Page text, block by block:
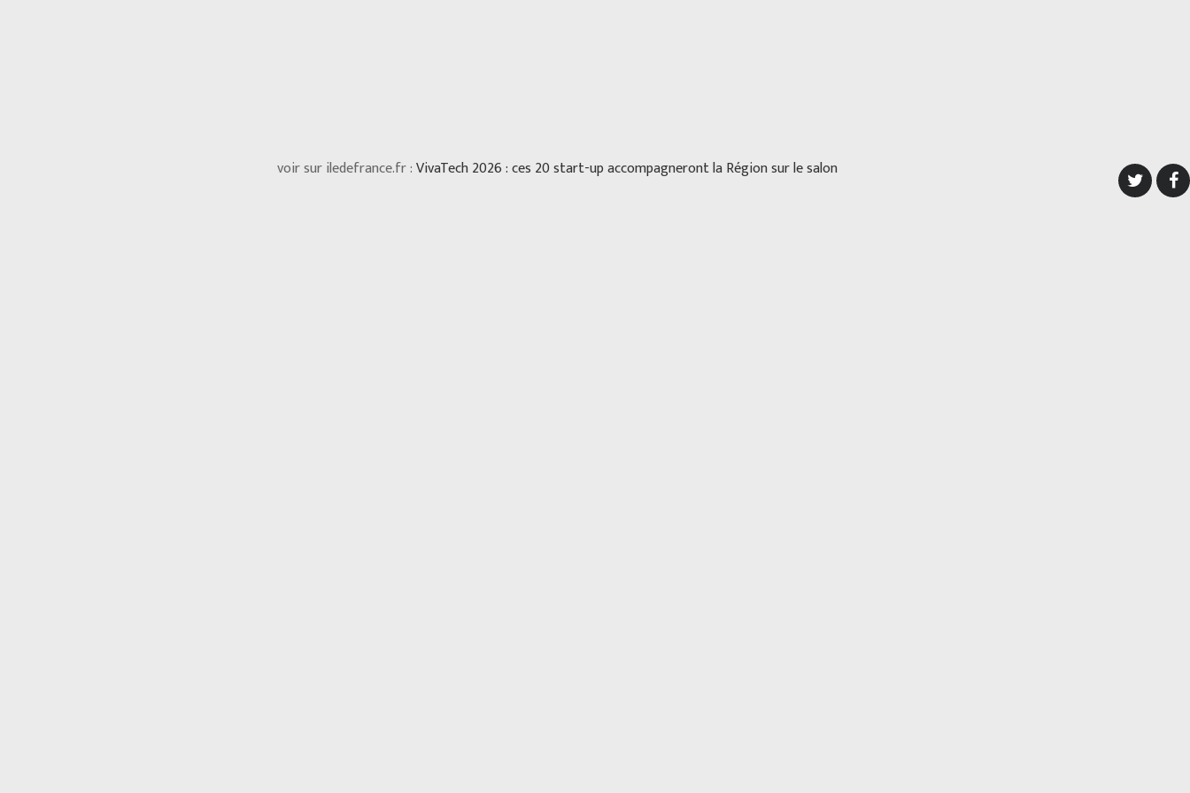
voir sur iledefrance.fr :VivaTech 2026 : ces 20 start-up accompagneront la Région sur le salon